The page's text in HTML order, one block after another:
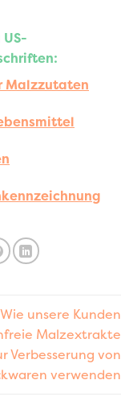
Malzzutaten
Wie unsere Kunden
Malzextrakte
Verbesserung von
verwenden